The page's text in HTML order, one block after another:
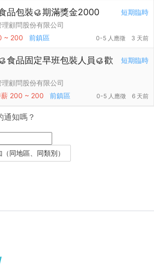
短期臨時
品包裝🥮期滿獎金2000
顧問股份有限公司
~ 200 前鎮區 0-5 人應徵 3 天前
短期臨時
食品固定早班包裝人員🥮歡
顧問股份有限公司
200 ~ 200 前鎮區 0-5 人應徵 6 天前
通知嗎？